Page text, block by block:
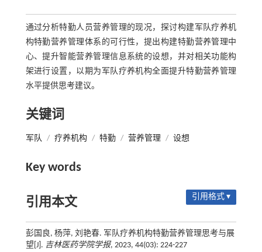
通过分析特勤人员营养管理的现况，探讨构建军队疗养机
构特勤营养管理体系的可行性，提出构建特勤营养管理中
心、提升智能营养管理信息系统的设想，并对相关功能构
架进行设置，以期为军队疗养机构全面提升特勤营养管理
水平提供思考建议。
关键词
军队 / 疗养机构 / 特勤 / 营养管理 / 设想
Key words
引用本文 引用格式 ▾
彭国良, 杨萍, 刘艳春. 军队疗养机构特勤营养管理思考与展
望[J]. 吉林医药学院学报, 2023, 44(03): 224-227